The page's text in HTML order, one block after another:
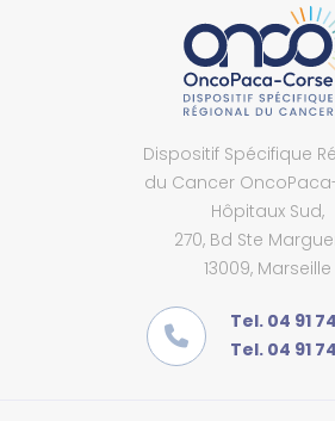
Dispositif Spécifique
du Cancer
Hôpitaux Sud,
270, Bd Ste
13009, Marseille
Tel. 04 91
Tel. 04 91